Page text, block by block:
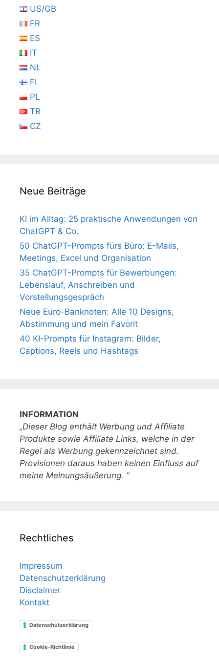
US/GB
FR
ES
IT
NL
FI
PL
TR
CZ
Neue Beiträge
KI im Alltag: 25 praktische Anwendungen von
ChatGPT & Co.
50 ChatGPT-Prompts fürs Büro: E-Mails,
Meetings, Excel und Organisation
35 ChatGPT-Prompts für Bewerbungen:
Lebenslauf, Anschreiben und
Vorstellungsgespräch
Neue Euro-Banknoten: Alle 10 Designs,
Abstimmung und mein Favorit
40 KI-Prompts für Instagram: Bilder,
Captions, Reels und Hashtags
INFORMATION
„Dieser Blog enthält Werbung und Affiliate
Produkte sowie Affiliate Links, welche in der
Regel als Werbung gekennzeichnet sind.
Provisionen daraus haben keinen Einfluss auf
meine Meinungsäußerung. “
Rechtliches
Impressum
Datenschutzerklärung
Disclaimer
Kontakt
Datenschutzerklärung
Cookie-Richtlinie